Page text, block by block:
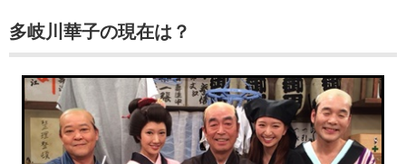
多岐川華子の現在は？